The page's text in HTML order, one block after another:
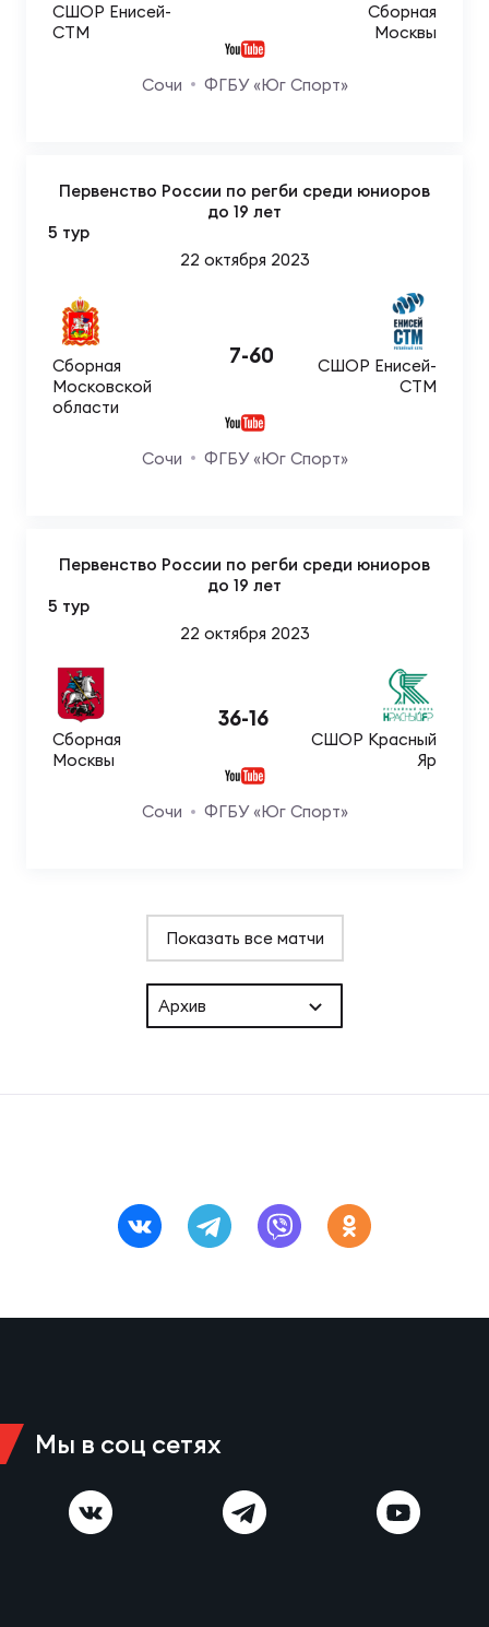
СШОР Енисей-
СТМ
Сборная
Москвы
Сочи ФГБУ «Юг Спорт»
Первенство России по регби среди юниоров
до 19 лет
5 тур
22 октября 2023
Сборная
Московской
области
7-60
СШОР Енисей-
СТМ
Сочи ФГБУ «Юг Спорт»
Первенство России по регби среди юниоров
до 19 лет
5 тур
22 октября 2023
Сборная
Москвы
36-16
СШОР Красный
Яр
Сочи ФГБУ «Юг Спорт»
Показать все матчи
Архив
Мы в соц сетях